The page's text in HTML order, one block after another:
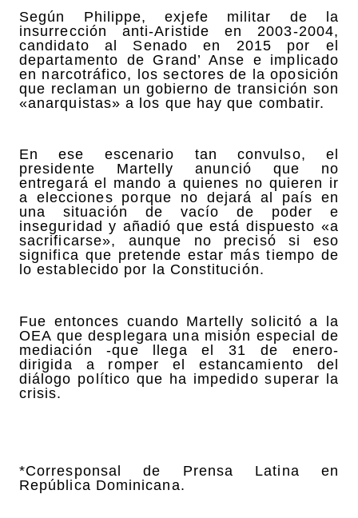
Según Philippe, exjefe militar de la
insurrección anti-Aristide en 2003-2004,
candidato al Senado en 2015 por el
departamento de Grand’ Anse e implicado
en narcotráfico, los sectores de la oposición
que reclaman un gobierno de transición son
«anarquistas» a los que hay que combatir.
En ese escenario tan convulso, el
presidente Martelly anunció que no
entregará el mando a quienes no quieren ir
a elecciones porque no dejará al país en
una situación de vacío de poder e
inseguridad y añadió que está dispuesto «a
sacrificarse», aunque no precisó si eso
significa que pretende estar más tiempo de
lo establecido por la Constitución.
Fue entonces cuando Martelly solicitó a la
OEA que desplegara una misión especial de
mediación -que llega el 31 de enero-
dirigida a romper el estancamiento del
diálogo político que ha impedido superar la
crisis.
*Corresponsal de Prensa Latina en
República Dominicana.